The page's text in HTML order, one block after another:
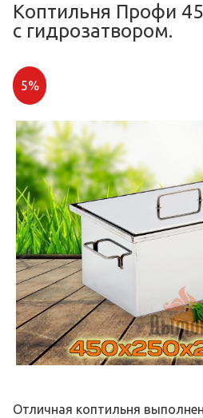
Коптильня Профи
с гидрозатвором.
5%
Отличная коптильня